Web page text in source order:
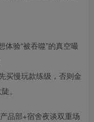
体验“被吞噬”的真空嘬
买慢玩款练级，否则金
。
品部+宿舍夜谈双重场